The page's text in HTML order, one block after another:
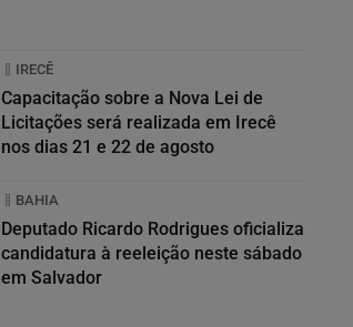
IRECÊ
Capacitação sobre a Nova Lei de
Licitações será realizada em Irecê
nos dias 21 e 22 de agosto
BAHIA
Deputado Ricardo Rodrigues oficializa
candidatura à reeleição neste sábado
em Salvador